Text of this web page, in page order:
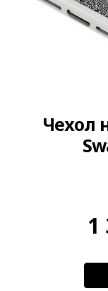
Чехол
1